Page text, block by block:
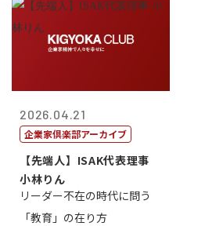
2026.04.21
企業家倶楽部アーカイブ
【先端人】ISAK代表理事
小林りん
リーダー不在の時代に問う
「教育」の在り方